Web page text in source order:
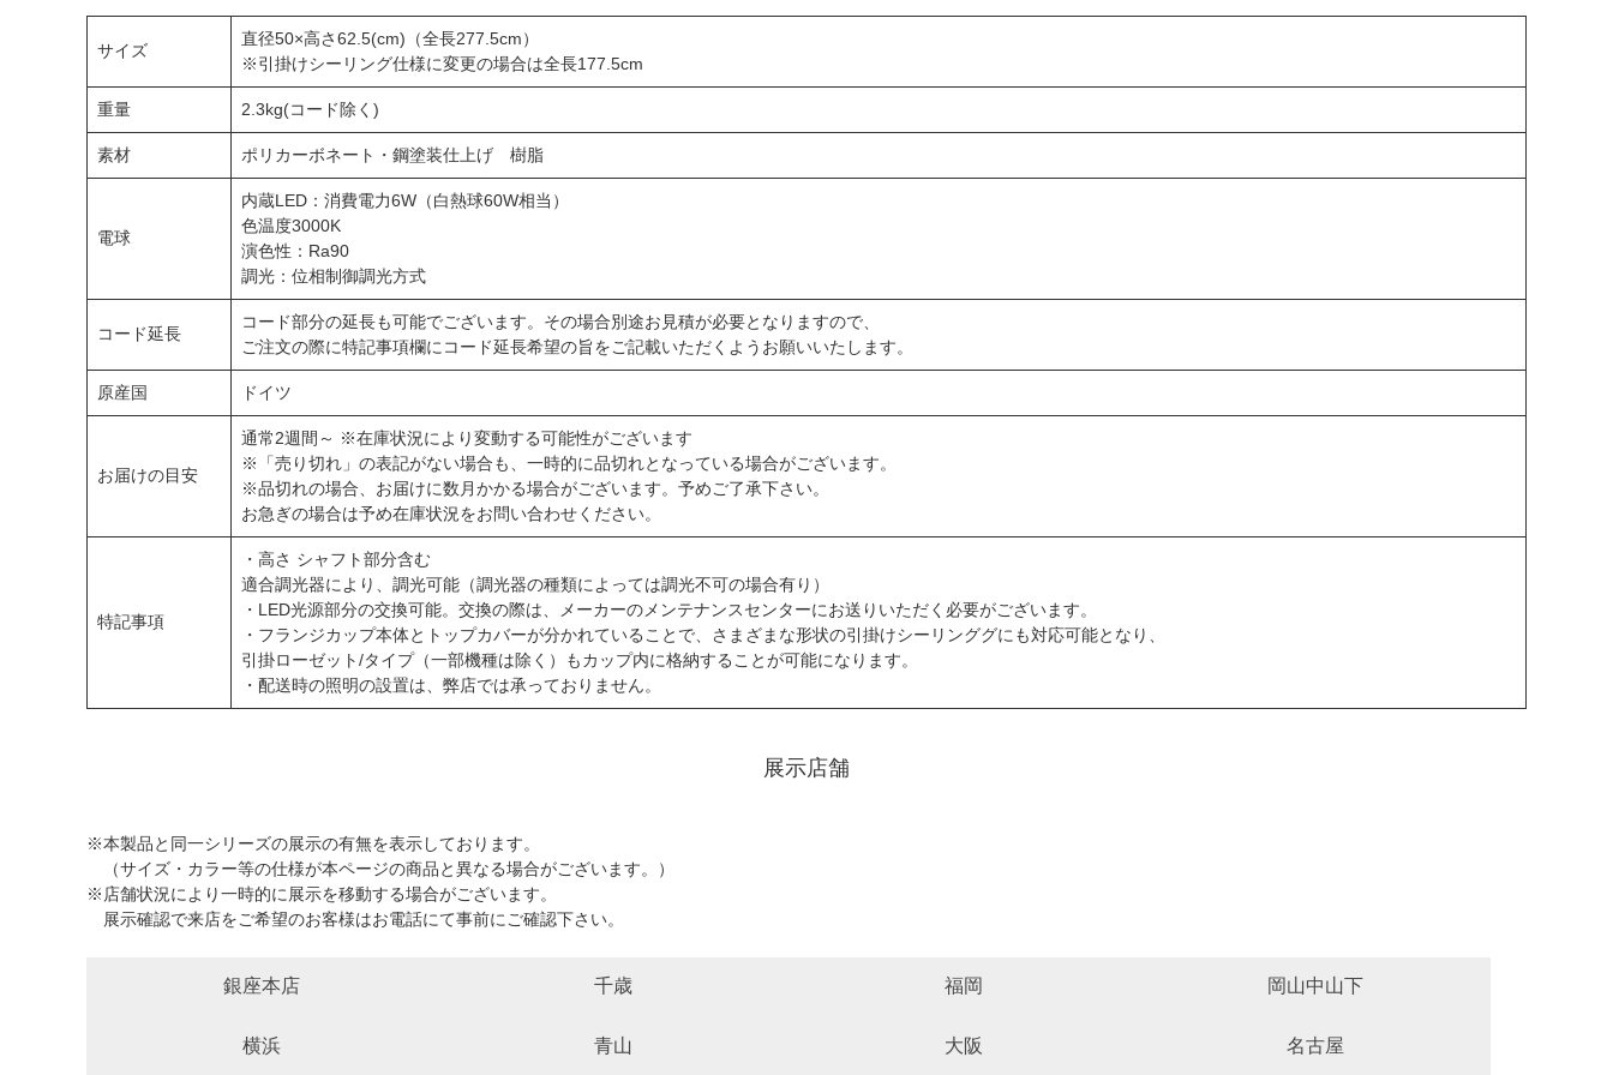
サイズ
直径50×高さ62.5(cm)（全長277.5cm）
※引掛けシーリング仕様に変更の場合は全長177.5cm
重量 2.3kg(コード除く)
素材 ポリカーボネート・鋼塗装仕上げ 樹脂
電球
内蔵LED：消費電力6W（白熱球60W相当）
色温度3000K
演色性：Ra90
調光：位相制御調光方式
コード延長
コード部分の延長も可能でございます。その場合別途お見積が必要となりますので、
ご注文の際に特記事項欄にコード延長希望の旨をご記載いただくようお願いいたします。
原産国 ドイツ
お届けの目安
通常2週間～ ※在庫状況により変動する可能性がございます
※「売り切れ」の表記がない場合も、一時的に品切れとなっている場合がございます。
※品切れの場合、お届けに数月かかる場合がございます。予めご了承下さい。
お急ぎの場合は予め在庫状況をお問い合わせください。
特記事項
・高さ シャフト部分含む
適合調光器により、調光可能（調光器の種類によっては調光不可の場合有り）
・LED光源部分の交換可能。交換の際は、メーカーのメンテナンスセンターにお送りいただく必要がございます。
・フランジカップ本体とトップカバーが分かれていることで、さまざまな形状の引掛けシーリンググにも対応可能となり、
引掛ローゼット/タイプ（一部機種は除く）もカップ内に格納することが可能になります。
・配送時の照明の設置は、弊店では承っておりません。
展示店舗
※本製品と同一シリーズの展示の有無を表示しております。
（サイズ・カラー等の仕様が本ページの商品と異なる場合がございます。）
※店舗状況により一時的に展示を移動する場合がございます。
展示確認で来店をご希望のお客様はお電話にて事前にご確認下さい。
銀座本店 千歳 福岡 岡山中山下
横浜 青山 大阪 名古屋